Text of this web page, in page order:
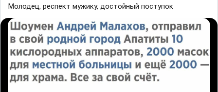
Молодец, респект мужику, достойный поступок